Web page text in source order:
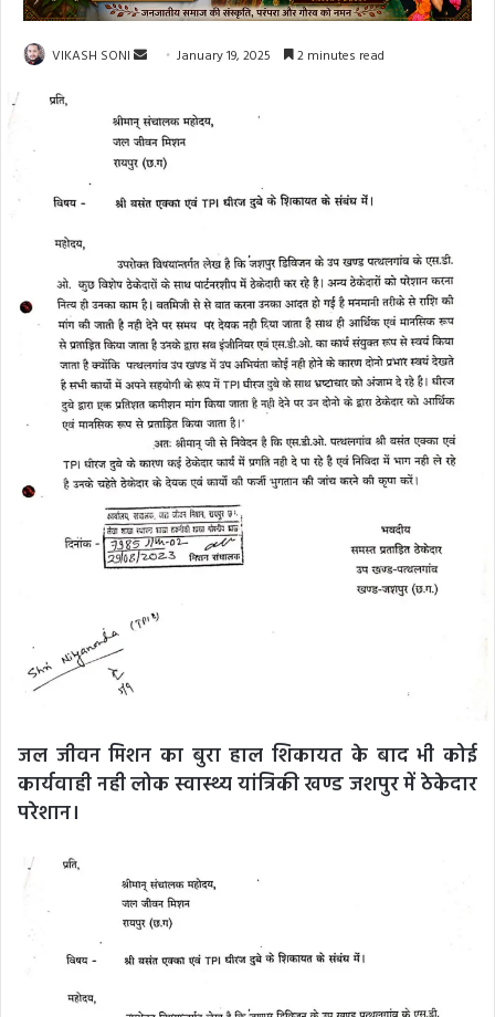
VIKASH SONI
Send January 19, 2025 2 minutes read
जल जीवन मिशन का बुरा हाल शिकायत के बाद भी कोई
कार्यवाही नही लोक स्वास्थ्य यांत्रिकी खण्ड जशपुर में ठेकेदार
परेशान।